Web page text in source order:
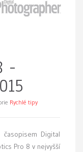
-
Rychlé tipy
Digital
Pro 8 v nejvyšší